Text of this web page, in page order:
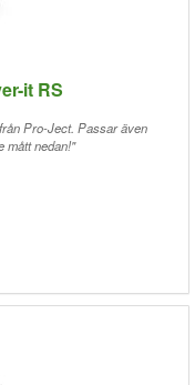
it RS
Pro-Ject. Passar även
mått nedan!"